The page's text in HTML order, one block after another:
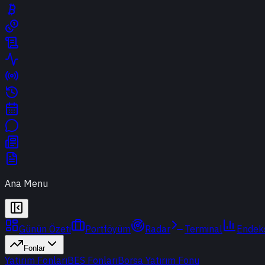
Ana Menu
Günün Özeti Portföyüm Radar Terminal
Fonlar
Yatırım FonlarıBES FonlarıBorsa Yatırım Fonu